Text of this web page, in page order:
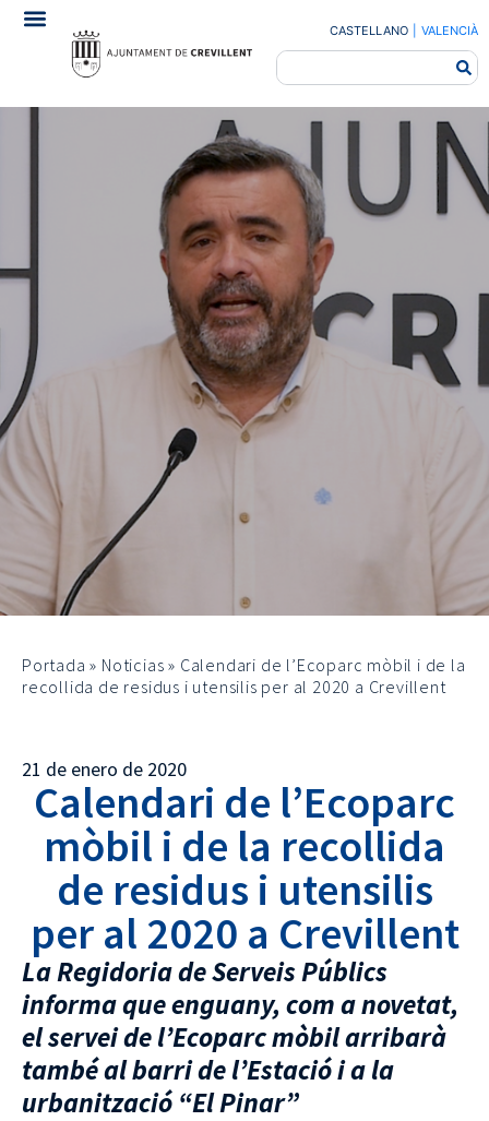
CASTELLANO VALENCIÀ
Portada » Noticias » Calendari de l’Ecoparc mòbil i de la
recollida de residus i utensilis per al 2020 a Crevillent
21 de enero de 2020
Calendari de l’Ecoparc
mòbil i de la recollida
de residus i utensilis
per al 2020 a Crevillent
La Regidoria de Serveis Públics
informa que enguany, com a novetat,
el servei de l’Ecoparc mòbil arribarà
també al barri de l’Estació i a la
urbanització “El Pinar”